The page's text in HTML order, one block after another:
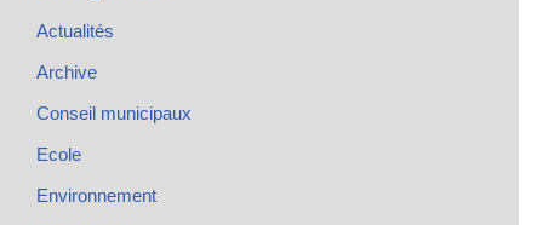
Actualités
Archive
Conseil municipaux
Ecole
Environnement